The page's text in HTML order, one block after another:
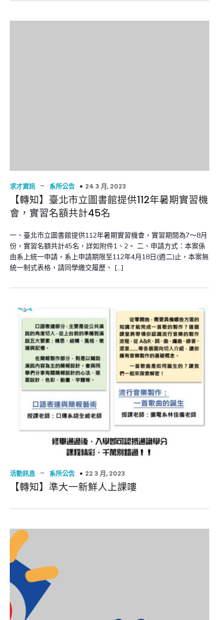
求才資訊 – 系所公告 24 3 月, 2023
【轉知】臺北市立圖書館提供112年暑期實習機
會，實習名額共計45名
一、臺北市立圖書館提供112年暑期實習機會，實習期間為7～8月
份，實習名額共計45名，詳如附件1、2。 二、申請方式：本案係
由系上統一申請，系上申請期限至112年4月18日(週二)止，本案無
統一制式表格，請同學繳交履歷、 […]
活動訊息 – 系所公告 22 3 月, 2023
【轉知】準大一新鮮人上課嘍